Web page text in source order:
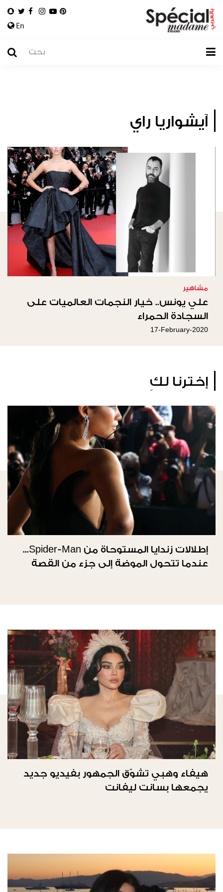
En
آيشواريا راي
مشاهير
علي يونس.. خيار النجمات العالميات على
السجادة الحمراء
17-February-2020
إخترنا لكِ
إطلالات زندايا المستوحاة من Spider-Man...
عندما تتحول الموضة إلى جزء من القصة
هيفاء وهبي تشوّق الجمهور بفيديو جديد
يجمعها بسانت ليفانت